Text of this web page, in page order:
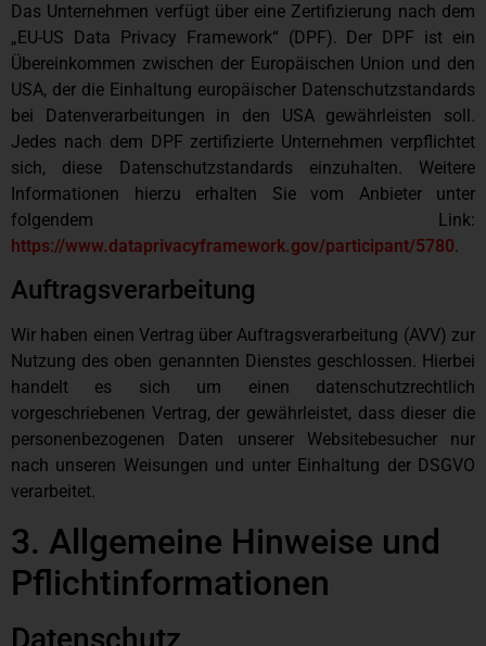
Das Unternehmen verfügt über eine Zertifizierung nach dem
„EU-US Data Privacy Framework“ (DPF). Der DPF ist ein
Übereinkommen zwischen der Europäischen Union und den
USA, der die Einhaltung europäischer Datenschutzstandards
bei Datenverarbeitungen in den USA gewährleisten soll.
Jedes nach dem DPF zertifizierte Unternehmen verpflichtet
sich, diese Datenschutzstandards einzuhalten. Weitere
Informationen hierzu erhalten Sie vom Anbieter unter
folgendem Link:
https://www.dataprivacyframework.gov/participant/5780.
Auftragsverarbeitung
Wir haben einen Vertrag über Auftragsverarbeitung (AVV) zur
Nutzung des oben genannten Dienstes geschlossen. Hierbei
handelt es sich um einen datenschutzrechtlich
vorgeschriebenen Vertrag, der gewährleistet, dass dieser die
personenbezogenen Daten unserer Websitebesucher nur
nach unseren Weisungen und unter Einhaltung der DSGVO
verarbeitet.
3. Allgemeine Hinweise und
Pflicht­informationen
Datenschutz